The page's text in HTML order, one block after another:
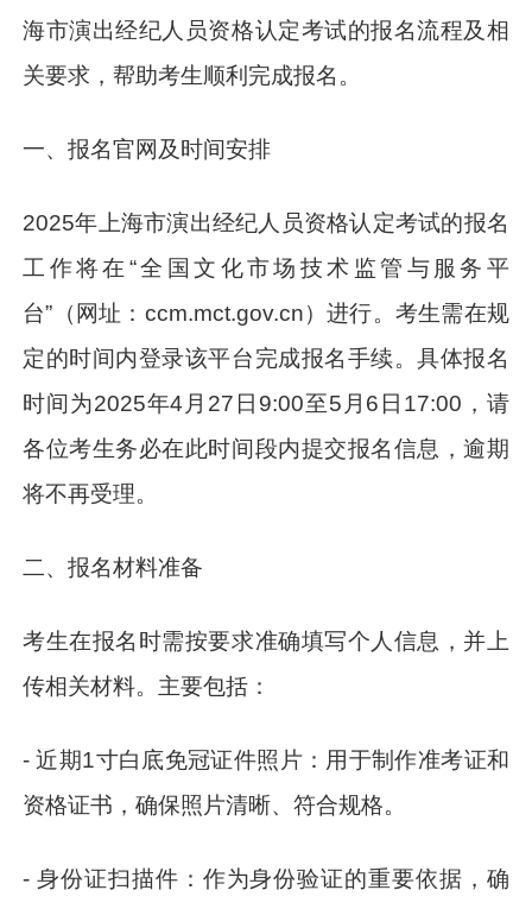
海市演出经纪人员资格认定考试的报名流程及相
关要求，帮助考生顺利完成报名。
一、报名官网及时间安排
2025年上海市演出经纪人员资格认定考试的报名
工作将在“全国文化市场技术监管与服务平
台”（网址：ccm.mct.gov.cn）进行。考生需在规
定的时间内登录该平台完成报名手续。具体报名
时间为2025年4月27日9:00至5月6日17:00，请
各位考生务必在此时间段内提交报名信息，逾期
将不再受理。
二、报名材料准备
考生在报名时需按要求准确填写个人信息，并上
传相关材料。主要包括：
- 近期1寸白底免冠证件照片：用于制作准考证和
资格证书，确保照片清晰、符合规格。
- 身份证扫描件：作为身份验证的重要依据，确